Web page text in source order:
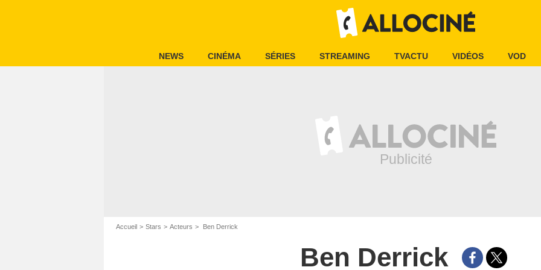
NEWS CINÉMA SÉRIES STREAMING TVACTU VIDÉOS VOD
Accueil Stars Acteurs Ben Derrick
Ben Derrick